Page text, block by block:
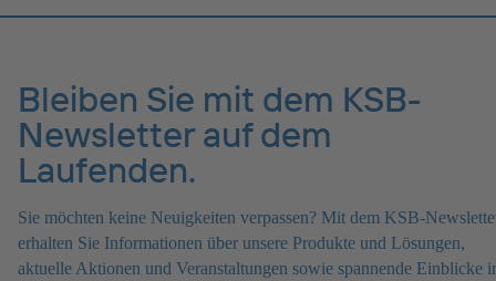
Bleiben Sie mit dem KSB-
Newsletter auf dem
Laufenden.
Sie möchten keine Neuigkeiten verpassen? Mit dem KSB-
erhalten Sie Informationen über unsere Produkte und Lösungen,
aktuelle Aktionen und Veranstaltungen sowie spannende Einblicke